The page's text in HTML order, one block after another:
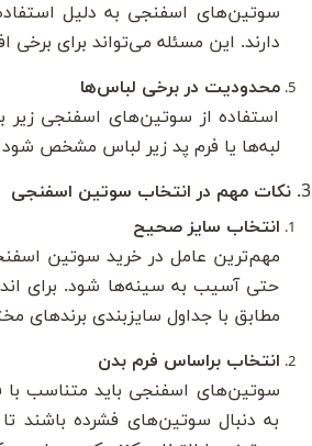
سوتین‌های اسفنجی به دلیل
دارند. این مسئله می‌تواند برای
محدودیت در برخی لباس‌ها
استفاده از سوتین‌های اسفنجی
لبه‌ها یا فرم پد زیر لباس مشخص
3. نکات مهم در انتخاب سوتین اسفنجی
انتخاب سایز صحیح
مهم‌ترین عامل در خرید سوتین
حتی آسیب به سینه‌ها شود. برای
مطابق با جداول سایزبندی برندهای
انتخاب براساس فرم بدن
سوتین‌های اسفنجی باید متناسب
به دنبال سوتین‌های فشرده باشند